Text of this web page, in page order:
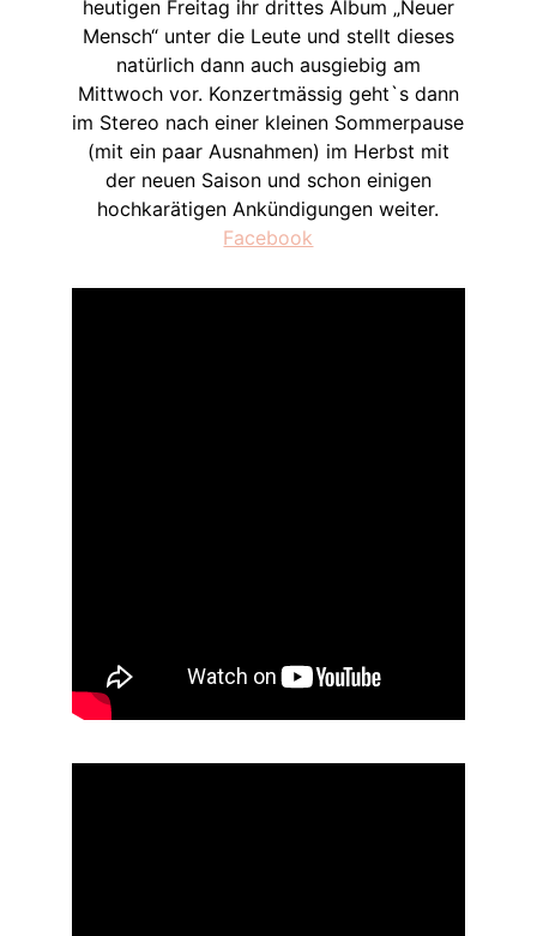
heutigen Freitag ihr drittes Album „Neuer
Mensch“ unter die Leute und stellt dieses
natürlich dann auch ausgiebig am
Mittwoch vor. Konzertmässig geht`s dann
im Stereo nach einer kleinen Sommerpause
(mit ein paar Ausnahmen) im Herbst mit
der neuen Saison und schon einigen
hochkarätigen Ankündigungen weiter.
Facebook